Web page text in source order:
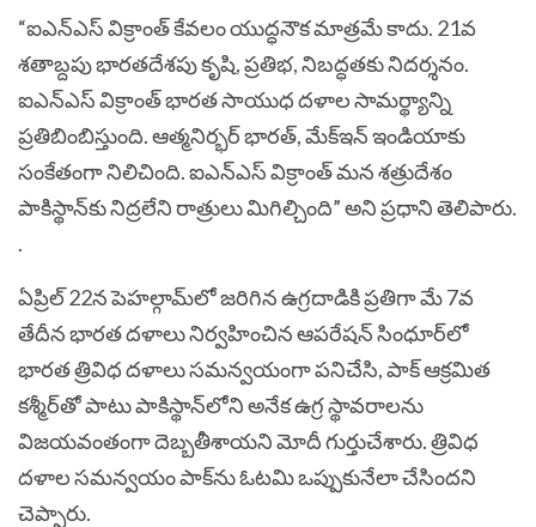
“ఐఎన్ఎస్ విక్రాంత్ కేవలం యుద్ధనౌక మాత్రమే కాదు. 21వ
శతాబ్దపు భారతదేశపు కృషి, ప్రతిభ, నిబద్ధతకు నిదర్శనం.
ఐఎన్ఎస్ విక్రాంత్ భారత సాయుధ దళాల సామర్థ్యాన్ని
ప్రతిబింబిస్తుంది. ఆత్మనిర్భర్ భారత్, మేక్​ఇన్ ఇండియాకు
సంకేతంగా నిలిచింది. ఐఎన్‌ఎస్‌ విక్రాంత్‌ మన శత్రుదేశం
పాకిస్థాన్​కు నిద్రలేని రాత్రులు మిగిల్చింది” అని ప్రధాని తెలిపారు.
.
ఏప్రిల్ 22న పెహల్గామ్‌లో జరిగిన ఉగ్రదాడికి ప్రతిగా మే 7వ
తేదీన భారత దళాలు నిర్వహించిన ఆపరేషన్ సింధూర్‌లో
భారత త్రివిధ దళాలు సమన్వయంగా పనిచేసి, పాక్ ఆక్రమిత
కశ్మీర్‌తో పాటు పాకిస్థాన్‌లోని అనేక ఉగ్ర స్థావరాలను
విజయవంతంగా దెబ్బతీశాయని మోదీ గుర్తుచేశారు. త్రివిధ
దళాల సమన్వయం పాక్‌ను ఓటమి ఒప్పుకునేలా చేసిందని
చెప్పారు.